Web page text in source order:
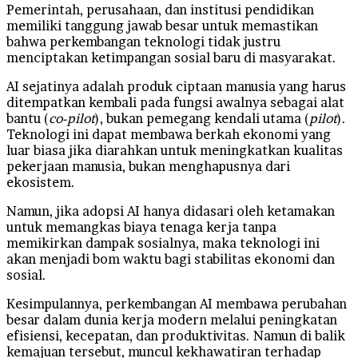
Pemerintah, perusahaan, dan institusi pendidikan
memiliki tanggung jawab besar untuk memastikan
bahwa perkembangan teknologi tidak justru
menciptakan ketimpangan sosial baru di masyarakat.
AI sejatinya adalah produk ciptaan manusia yang harus
ditempatkan kembali pada fungsi awalnya sebagai alat
bantu (co-pilot), bukan pemegang kendali utama (pilot).
Teknologi ini dapat membawa berkah ekonomi yang
luar biasa jika diarahkan untuk meningkatkan kualitas
pekerjaan manusia, bukan menghapusnya dari
ekosistem.
​Namun, jika adopsi AI hanya didasari oleh ketamakan
untuk memangkas biaya tenaga kerja tanpa
memikirkan dampak sosialnya, maka teknologi ini
akan menjadi bom waktu bagi stabilitas ekonomi dan
sosial.
Kesimpulannya, perkembangan AI membawa perubahan
besar dalam dunia kerja modern melalui peningkatan
efisiensi, kecepatan, dan produktivitas. Namun di balik
kemajuan tersebut, muncul kekhawatiran terhadap